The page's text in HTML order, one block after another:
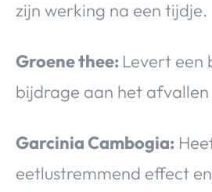
zijn werking na een tijdje.
Groene thee: Levert een
bijdrage aan het afvallen
Garcinia Cambogia:
eetlustremmend effect